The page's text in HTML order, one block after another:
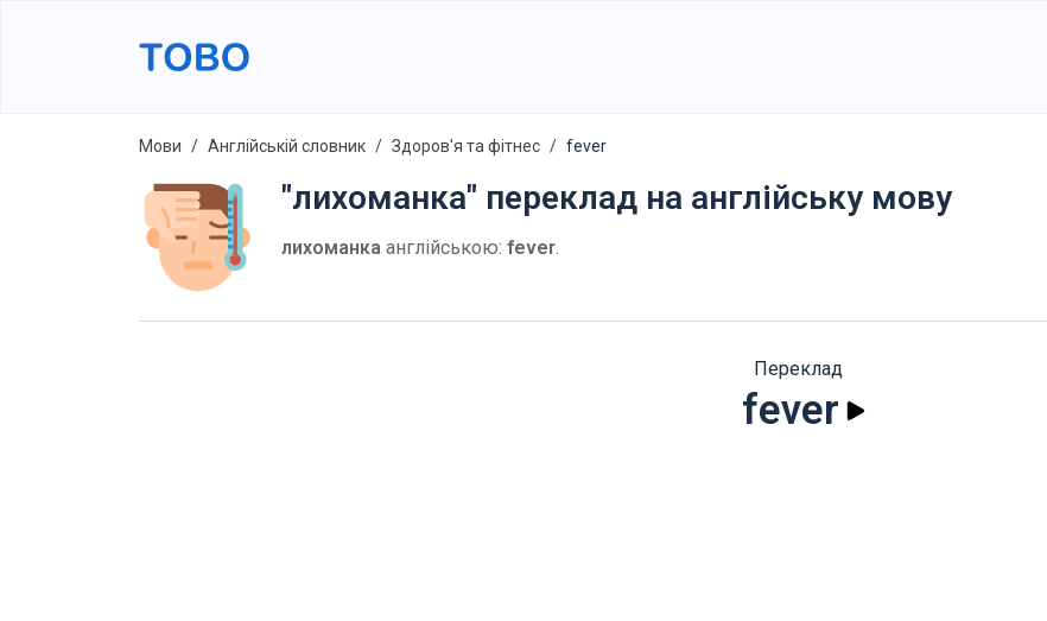
Мови Англійській словник Здоров'я та фітнес fever
"лихоманка" переклад на англійську мову
лихоманка англійською: fever.
Переклад
fever